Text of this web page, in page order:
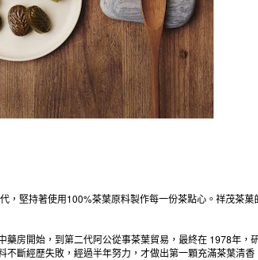
，堅持著使用100%茶葉原料製作每一份茶點心。祥茂
藥房開始，到第二代阿公從事茶葉貿易，最終在 1978年
斷經歷失敗，經過半年努力，才做出第一顆充滿茶葉清